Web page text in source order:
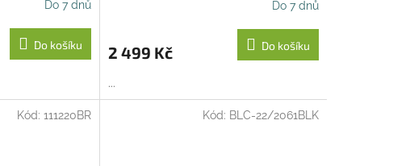
M
A
Do 7 dnů
Do košíku
M
A
Do 7 dnů
2 499 Kč Do košíku
...
Kód: 111220BR Kód: BLC-22/2061BLK